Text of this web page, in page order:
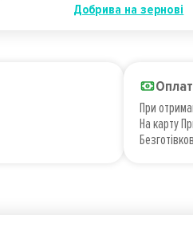
Добрива на зернові
При
На карту